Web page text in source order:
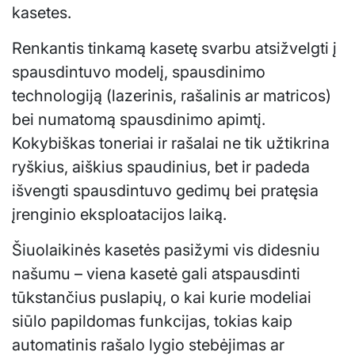
kasetes.
Renkantis tinkamą kasetę svarbu atsižvelgti į
spausdintuvo modelį, spausdinimo
technologiją (lazerinis, rašalinis ar matricos)
bei numatomą spausdinimo apimtį.
Kokybiškas toneriai ir rašalai ne tik užtikrina
ryškius, aiškius spaudinius, bet ir padeda
išvengti spausdintuvo gedimų bei pratęsia
įrenginio eksploatacijos laiką.
Šiuolaikinės kasetės pasižymi vis didesniu
našumu – viena kasetė gali atspausdinti
tūkstančius puslapių, o kai kurie modeliai
siūlo papildomas funkcijas, tokias kaip
automatinis rašalo lygio stebėjimas ar